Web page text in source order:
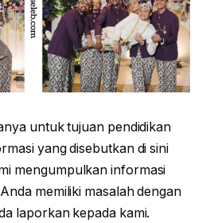
untuk tujuan pendidikan
yang disebutkan di sini
mengumpulkan informasi
memiliki masalah dengan
laporkan kepada kami.